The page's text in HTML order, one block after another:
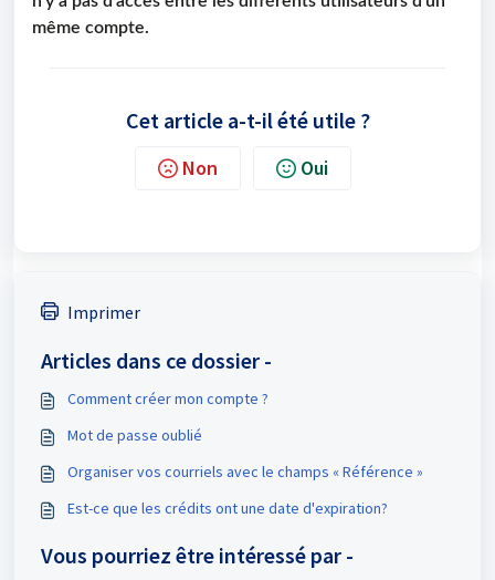
même compte.
Cet article a-t-il été utile ?
Non Oui
Imprimer
Articles dans ce dossier -
Comment créer mon compte ?
Mot de passe oublié
Organiser vos courriels avec le champs « Référence »
Est-ce que les crédits ont une date d'expiration?
Vous pourriez être intéressé par -